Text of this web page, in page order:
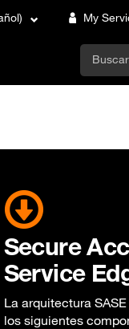
My
Secure
Service
La arquitectura
los siguientes